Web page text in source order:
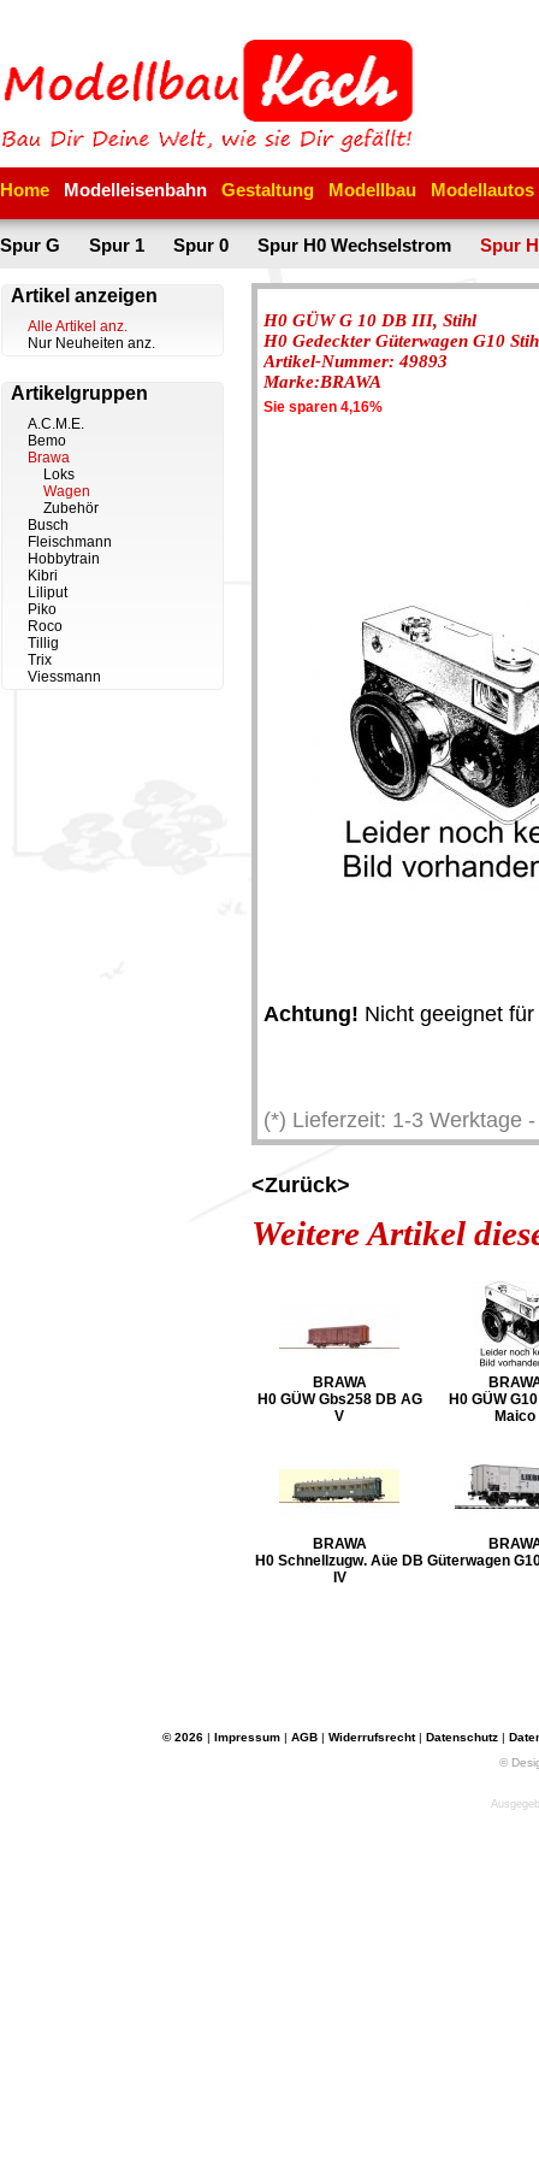
Home Modelleisenbahn Gestaltung Modellbau Modellautos
Spur G Spur 1 Spur 0 Spur H0 Wechselstrom Spur
Artikel anzeigen
Alle Artikel anz.
Nur Neuheiten anz.
Artikelgruppen
A.C.M.E.
Bemo
Brawa
Loks
Wagen
Zubehör
Busch
Fleischmann
Hobbytrain
Kibri
Liliput
Piko
Roco
Tillig
Trix
Viessmann
H0 GÜW G 10 DB III, Stihl
H0 Gedeckter Güterwagen G10
Artikel-Nummer: 49893
Marke:BRAWA
Sie sparen 4,16%
Achtung! Nicht geeignet
(*) Lieferzeit: 1-3 Werktage
<Zurück>
Weitere Artikel
BRAWA
H0 GÜW Gbs258 DB AG
V
H0 GÜW
Maico
BRAWA
H0 Schnellzugw. Aüe DB
IV
Güterwagen
© 2026 | Impressum | AGB | Widerrufsrecht| Datenschutz |
©